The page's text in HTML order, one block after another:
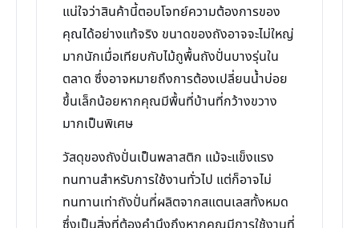
แน่ใจว่าสินค้านี้ตอบโจทย์ความต้องการของ
คุณได้อย่างแท้จริง ขนาดของถังอาจจะไม่ใหญ่
มากนักเมื่อเทียบกับไม้ถูพื้นถังปั่นบางรุ่นใน
ตลาด ซึ่งอาจหมายถึงการต้องเปลี่ยนน้ำบ่อย
ขึ้นเล็กน้อยหากคุณมีพื้นที่บ้านที่กว้างขวาง
มากเป็นพิเศษ
วัสดุของถังปั่นเป็นพลาสติก แม้จะแข็งแรง
ทนทานสำหรับการใช้งานทั่วไป แต่ก็อาจไม่
ทนทานเท่าถังปั่นที่ผลิตจากสแตนเลสทั้งหมด